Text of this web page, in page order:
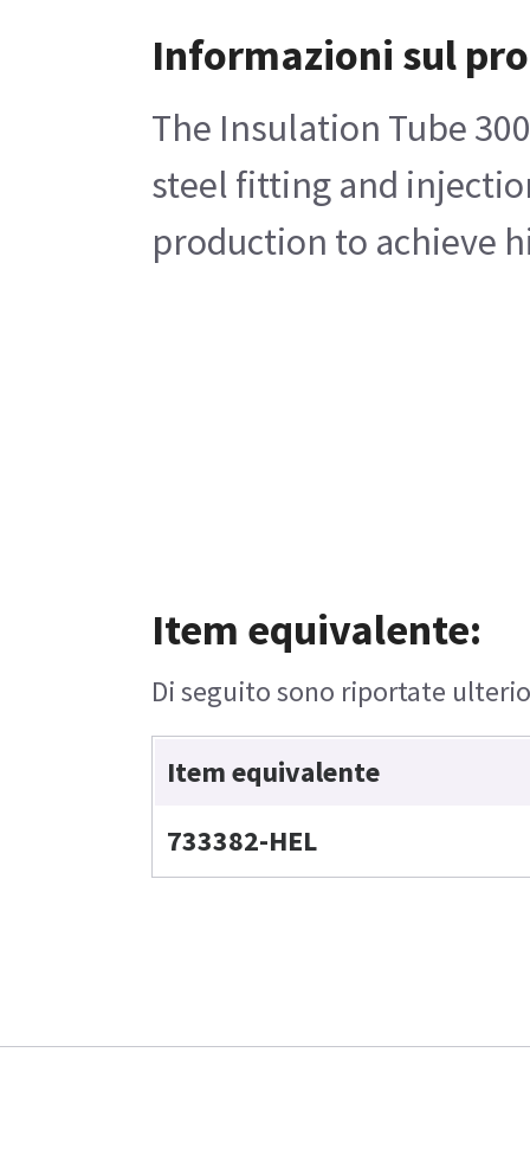
Informazioni sul
The Insulation Tube
steel fitting and
production to achieve
Item equivalente:
Di seguito sono riportate
Item equivalente
733382-HEL